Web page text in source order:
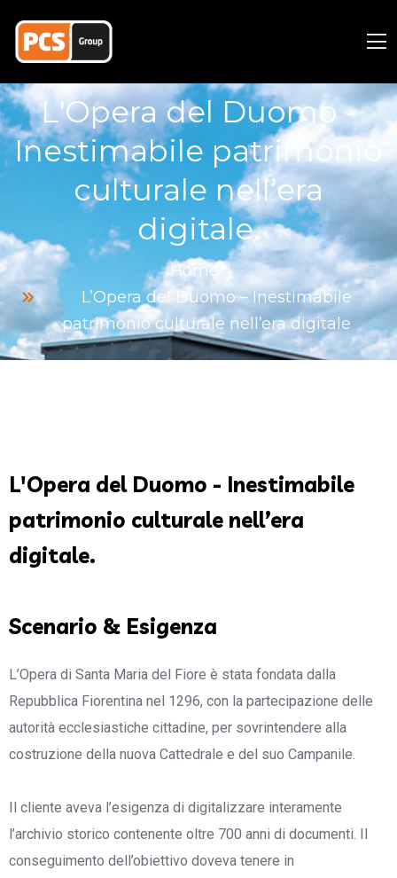
L'Opera del Duomo -
Inestimabile patrimonio
culturale nell’era
digitale.
Home
L’Opera del Duomo – Inestimabile
patrimonio culturale nell’era digitale
L'Opera del Duomo - Inestimabile
patrimonio culturale nell’era
digitale.
Scenario & Esigenza
L’Opera di Santa Maria del Fiore è stata fondata dalla
Repubblica Fiorentina nel 1296, con la partecipazione delle
autorità ecclesiastiche cittadine, per sovrintendere alla
costruzione della nuova Cattedrale e del suo Campanile.
Il cliente aveva l’esigenza di digitalizzare interamente
l’archivio storico contenente oltre 700 anni di documenti. Il
conseguimento dell’obiettivo doveva tenere in